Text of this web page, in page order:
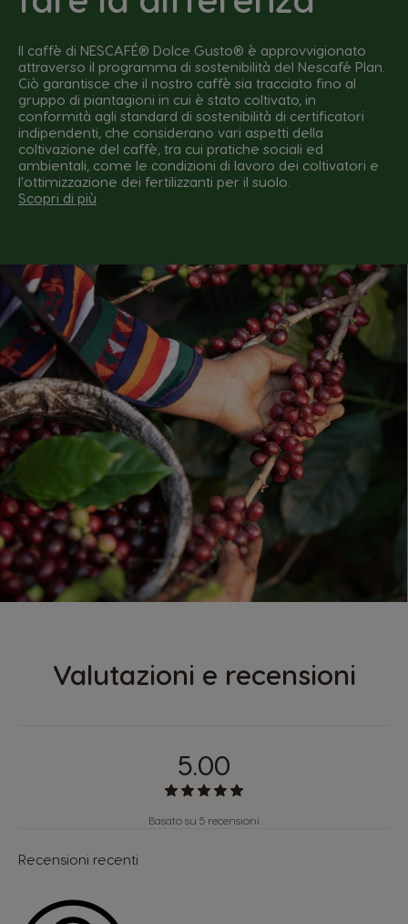
Il caffè di NESCAFÉ® Dolce Gusto® è approvvigionato
attraverso il programma di sostenibilità del Nescafé Plan.
Ciò garantisce che il nostro caffè sia tracciato fino al
gruppo di piantagioni in cui è stato coltivato, in
conformità agli standard di sostenibilità di certificatori
indipendenti, che considerano vari aspetti della
coltivazione del caffè, tra cui pratiche sociali ed
ambientali, come le condizioni di lavoro dei coltivatori e
l'ottimizzazione dei fertilizzanti per il suolo.
Scopri di più
Valutazioni e recensioni
5.00
Basato su 5 recensioni
Recensioni recenti